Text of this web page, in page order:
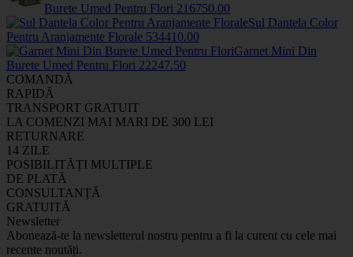
Burete Umed Pentru Flori 216750.00
Sul Dantela Color
Pentru Aranjamente Florale 534410.00
Garnet Mini Din
Burete Umed Pentru Flori 22247.50
COMANDĂ
RAPIDĂ
TRANSPORT GRATUIT
LA COMENZI MAI MARI DE 300 LEI
RETURNARE
14 ZILE
POSIBILITĂȚI MULTIPLE
DE PLATĂ
CONSULTANȚĂ
GRATUITĂ
Newsletter
Abonează-te la newsletterul nostru pentru a fi la curent cu cele mai
recente noutăți.